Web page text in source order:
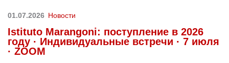
01.07.2026 Новости
Istituto Marangoni: поступление в 2026
году · Индивидуальные встречи · 7 июля
· ZOOM